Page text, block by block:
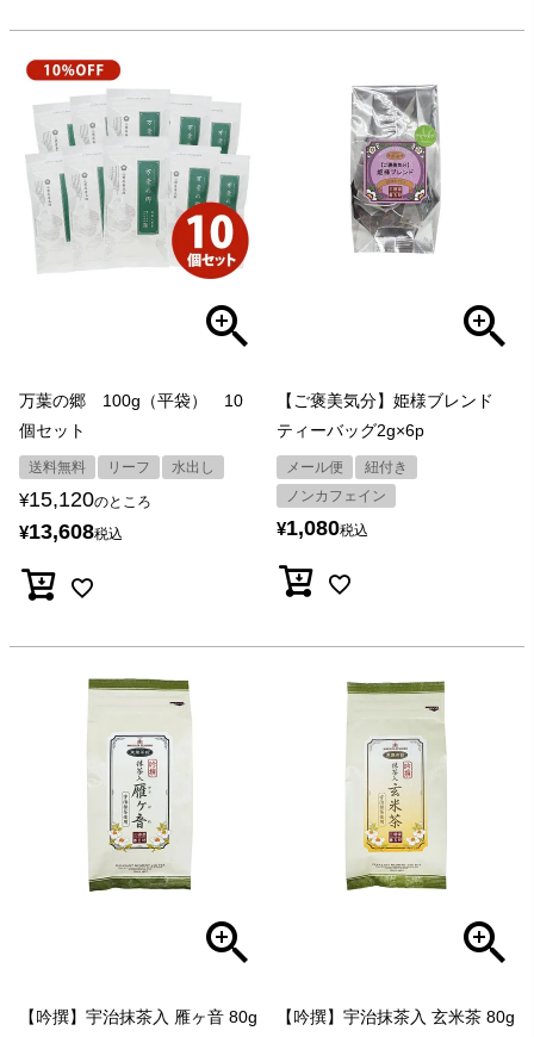
万葉の郷 100g（平袋） 10
個セット
送料無料 リーフ 水出し
¥15,120のところ
¥13,608税込
【ご褒美気分】姫様ブレンド
ティーバッグ2g×6p
メール便
紐付き
ノンカフェイン
¥1,080税込
【吟撰】宇治抹茶入 雁ヶ音 80g 【吟撰】宇治抹茶入 玄米茶 80g